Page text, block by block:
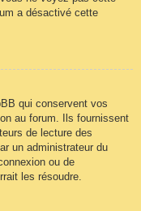
a désactivé cette
qui conservent vos
au forum. Ils fournissent
de lecture des
un administrateur du
ou de
les résoudre.